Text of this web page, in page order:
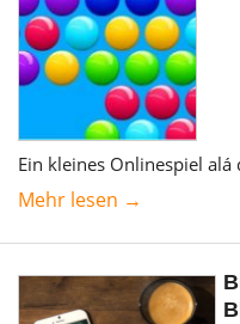
Ein kleines Onlinespiel
Mehr lesen →